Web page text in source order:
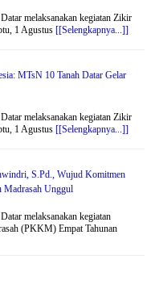
melaksanakan kegiatan Zikir
1 Agustus [[Selengkapnya...]]
MTsN 10 Tanah Datar Gelar
melaksanakan kegiatan Zikir
1 Agustus [[Selengkapnya...]]
S.Pd., Wujud Komitmen
Madrasah Unggul
melaksanakan kegiatan
(PKKM) Empat Tahunan